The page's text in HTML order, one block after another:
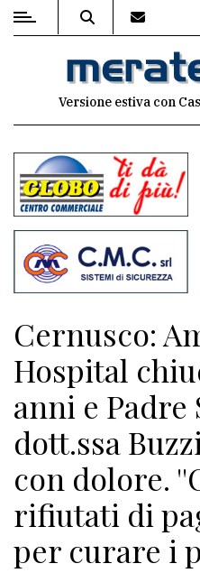
MENU
commenti
Contenuti
del
sito
Associazioni
Meteo
CONTATTI
La
redazione
Scrivici
Versione estiva con
Cernusco:
Hospital
anni e Padre
dott.ssa
con dolore.
rifiutati di
per curare i